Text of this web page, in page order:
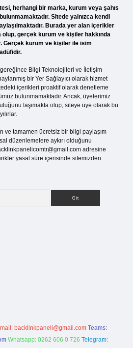
herhangi bir marka, kurum veya şahıs
Sitede yalnızca kendi
Burada yer alan içerikler
olup, gerçek kurum ve kişiler hakkında
Gerçek kurum ve kişiler ile isim
Bilgi Teknolojileri ve İletişim
bir Yer Sağlayıcı olarak hizmet
içerikleri proaktif olarak denetleme
bulunmamaktadır. Ancak, üyelerimiz
taşımakta olup, siteye üye olarak bu
ve tamamen ücretsiz bir bilgi paylaşım
düzenlemelere aykırı olduğunu
adresine
yasal süre içerisinde sitemizden
backlinkpaneli@gmail.com Teams:
Whatsapp: 0262 606 0 726 Telegram: